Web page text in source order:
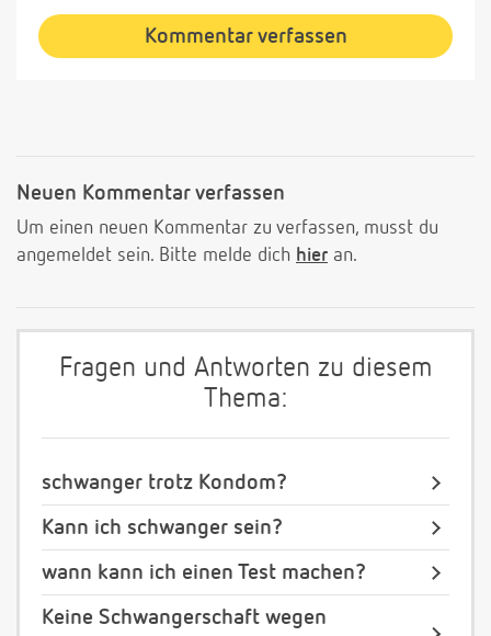
Kommentar verfassen
Neuen Kommentar verfassen
Um einen neuen Kommentar zu verfassen, musst du
angemeldet sein. Bitte melde dich hier an.
Fragen und Antworten zu diesem
Thema:
schwanger trotz Kondom?
Kann ich schwanger sein?
wann kann ich einen Test machen?
Keine Schwangerschaft wegen